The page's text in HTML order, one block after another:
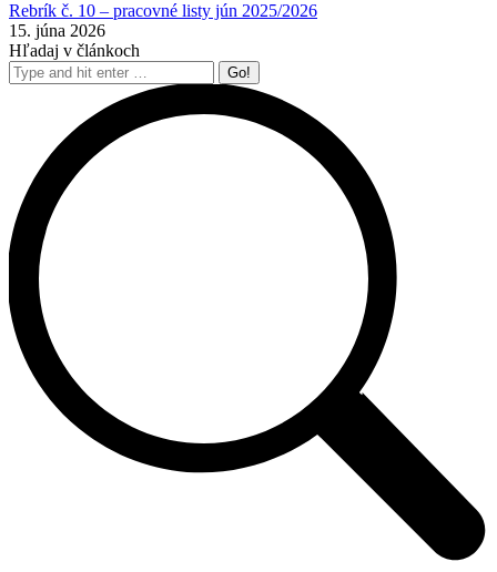
Rebrík č. 10 – pracovné listy jún 2025/2026
15. júna 2026
Hľadaj v článkoch
Search: